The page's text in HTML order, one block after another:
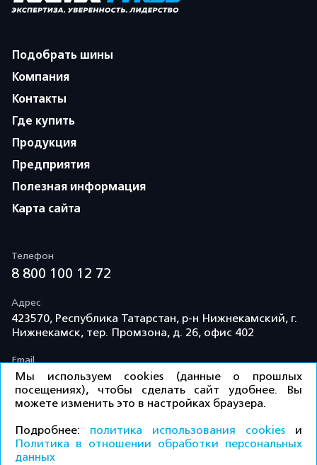
Подобрать шины
Компания
Контакты
Где купить
Продукция
Предприятия
Полезная информация
Карта сайта
Телефон
8 800 100 12 72
Адрес
423570, Республика Татарстан, р-н Нижнекамский, г.
Нижнекамск, тер. Промзона, д. 26, офис 402
Email
info@td-kama.com
©ООО «Торговый дом «Кама» 2026 / Все права
защищены.
Мы используем cookies (данные о прошлых
посещениях), чтобы сделать сайт удобнее. Вы
можете изменить это в настройках браузера.
Подробнее: политика использования cookies и
Политика в отношении обработки персональных
данных